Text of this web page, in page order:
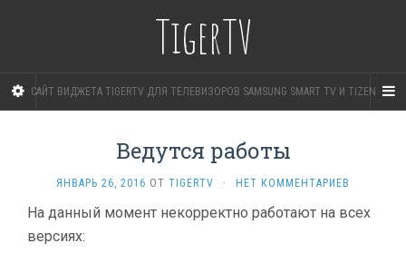
TigerTV
САЙТ ВИДЖЕТА TIGERTV ДЛЯ ТЕЛЕВИЗОРОВ SAMSUNG SMART TV И TIZEN
Ведутся работы
ЯНВАРЬ 26, 2016 ОТ TIGERTV · НЕТ КОММЕНТАРИЕВ
На данный момент некорректно работают на всех
версиях: